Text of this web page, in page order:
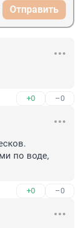
Отправить
+0 –0
по воде,
+0 –0